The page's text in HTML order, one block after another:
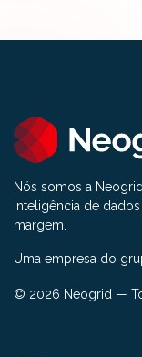
Nós somos a
inteligência de
margem.
Uma empresa do
© 2026 Neogrid —